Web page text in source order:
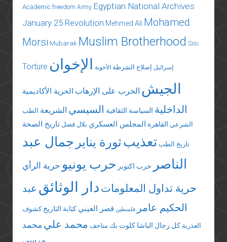
Academic freedom Army Egyptian National Archives
January 25 Revolution Mehmed Ali Mohamed
Morsi Mubarak Muslim Brotherhood Sisi
Torture إسرائيل إصلاح الشرطة الأخونة الإخوان
الجيش الحرب على الإرهاب الحرية الأكاديمية
الداخلية السياسة الثقافية السيسي الشريعة الطب
الشرعي القاهرة المجلس العسكري بلال فضل تاريخ الصحة
تاريخ الطب تعذيبثورة يناير جمال عبد
الناصر
حرب اكتوبر حرب يونيو حرية الرأي
حرية تداول المعلومات دار الوثائق عبد
الحكيم عامر
فلسطين قصر العيني كتابة التاريخ كشوف
العذرية كل رجال الباشا كلوت بك متاحف محمد علي محمد
مرسي